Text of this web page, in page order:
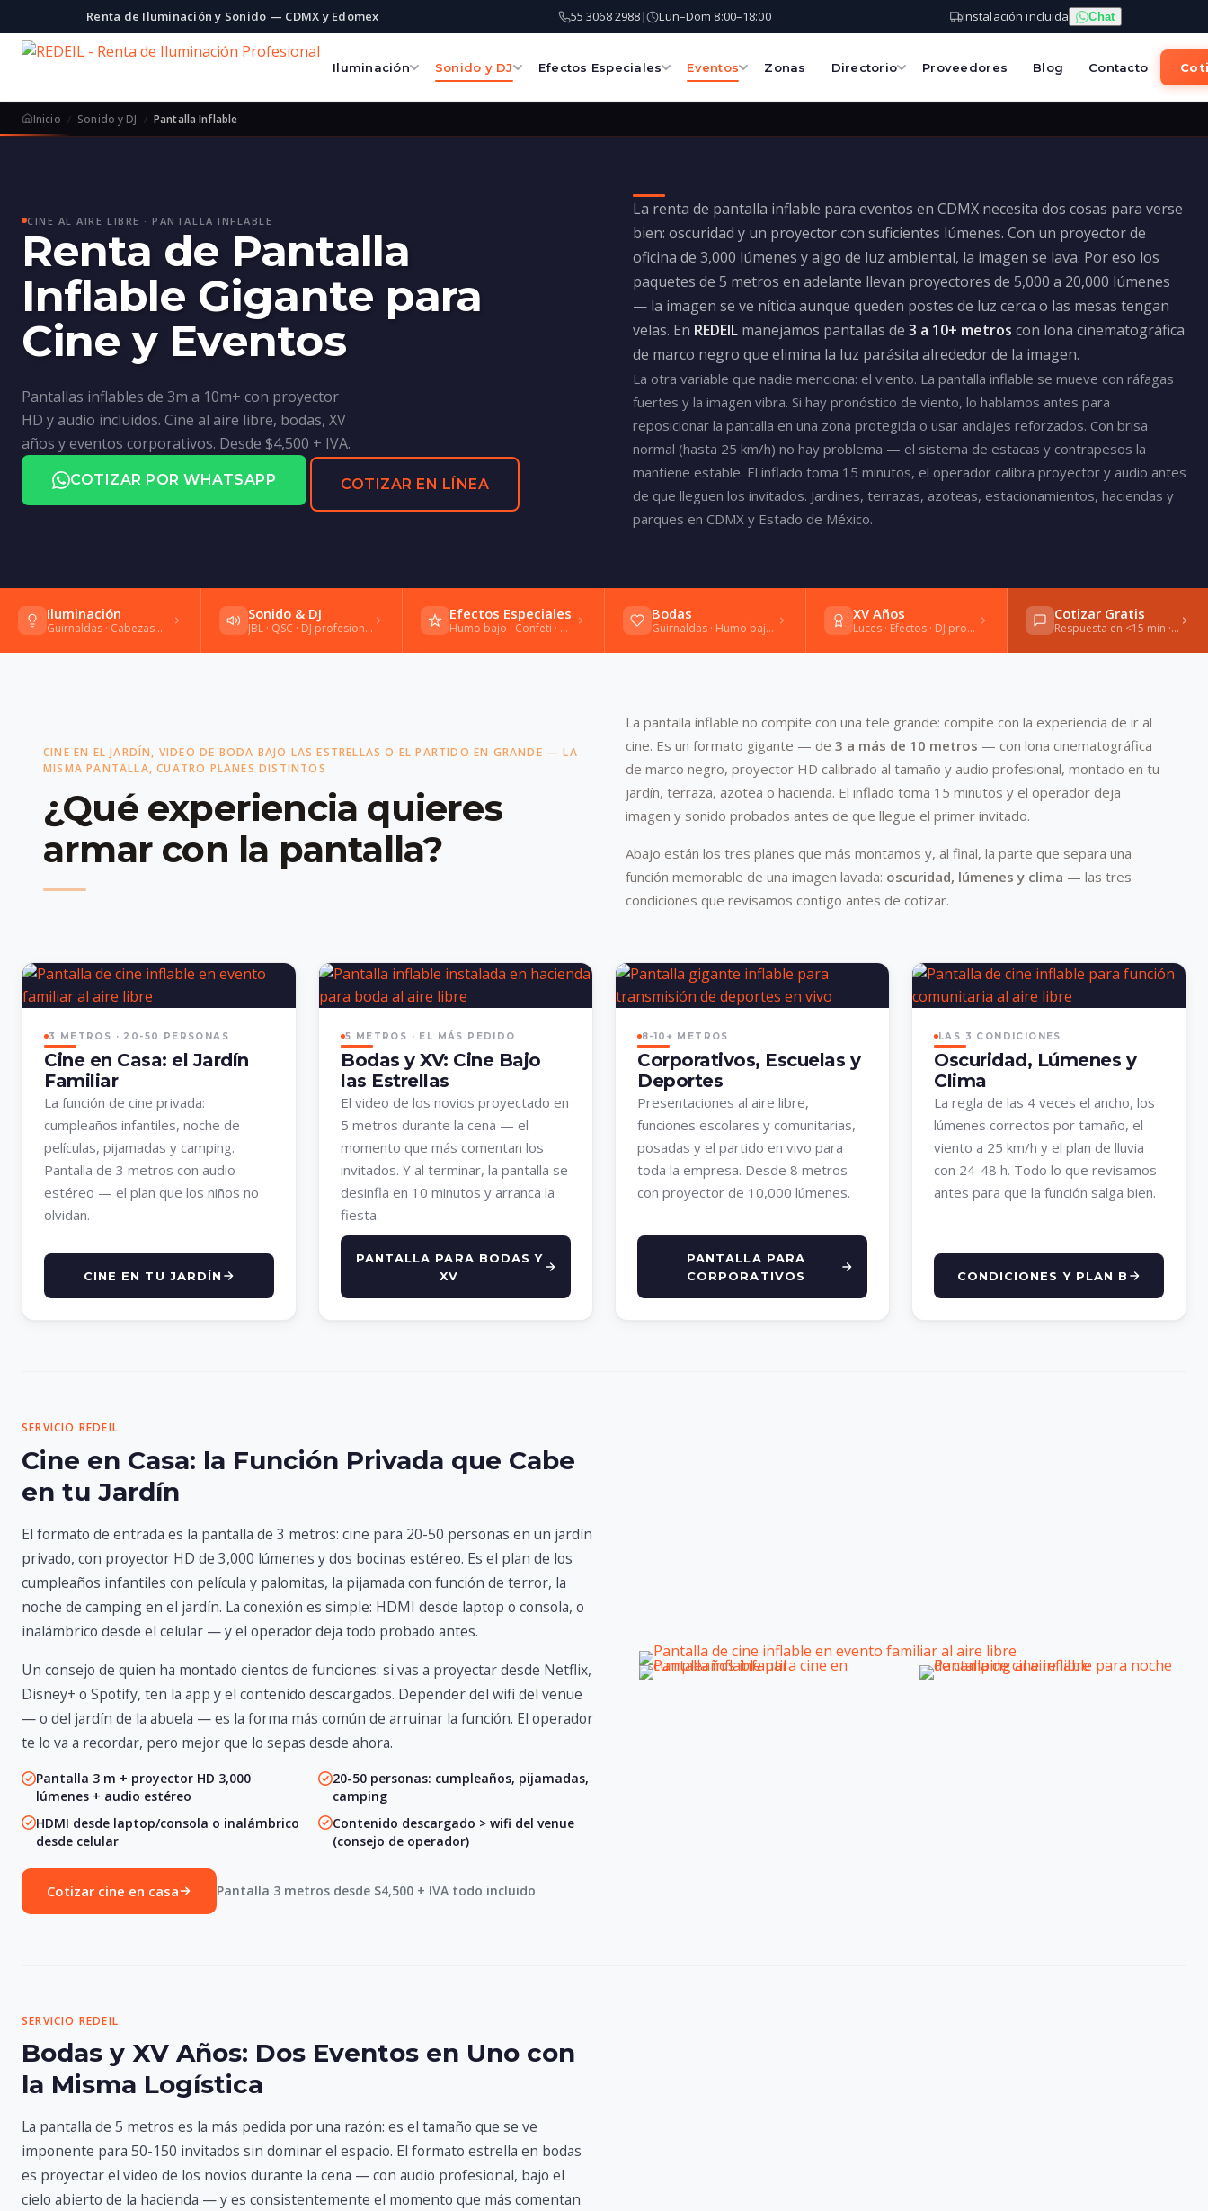
Renta de Iluminación y Sonido — CDMX y Edomex 55 3068 2988| Lun–Dom 8:00–18:00 Instalación incluida Chat
Iluminación Sonido y DJ Efectos Especiales Eventos Zonas Directorio Proveedores Blog Contacto
Inicio Sonido y DJ Pantalla Inflable
CINE AL AIRE LIBRE · PANTALLA INFLABLE
Renta de Pantalla
Inflable Gigante para
Cine y Eventos
Pantallas inflables de 3m a 10m+ con proyector
HD y audio incluidos. Cine al aire libre, bodas, XV
años y eventos corporativos. Desde $4,500 + IVA.
COTIZAR POR WHATSAPP COTIZAR EN LÍNEA
La renta de pantalla inflable para eventos en CDMX necesita dos cosas para verse
bien: oscuridad y un proyector con suficientes lúmenes. Con un proyector de
oficina de 3,000 lúmenes y algo de luz ambiental, la imagen se lava. Por eso los
paquetes de 5 metros en adelante llevan proyectores de 5,000 a 20,000 lúmenes
— la imagen se ve nítida aunque queden postes de luz cerca o las mesas tengan
velas. En REDEIL manejamos pantallas de 3 a 10+ metros con lona cinematográfica
de marco negro que elimina la luz parásita alrededor de la imagen.
La otra variable que nadie menciona: el viento. La pantalla inflable se mueve con ráfagas
fuertes y la imagen vibra. Si hay pronóstico de viento, lo hablamos antes para
reposicionar la pantalla en una zona protegida o usar anclajes reforzados. Con brisa
normal (hasta 25 km/h) no hay problema — el sistema de estacas y contrapesos la
mantiene estable. El inflado toma 15 minutos, el operador calibra proyector y audio antes
de que lleguen los invitados. Jardines, terrazas, azoteas, estacionamientos, haciendas y
parques en CDMX y Estado de México.
Iluminación
Guirnaldas · Cabezas móviles · Gobos
Sonido & DJ
JBL · QSC · DJ profesional · Shure
Efectos Especiales
Humo bajo · Confeti · Bengalas frías
Bodas
Guirnaldas · Humo bajo · Vals
XV Años
Luces · Efectos · DJ profesional
Cotizar Gratis
Respuesta en <15 min · WhatsApp
CINE EN EL JARDÍN, VIDEO DE BODA BAJO LAS ESTRELLAS O EL PARTIDO EN GRANDE — LA
MISMA PANTALLA, CUATRO PLANES DISTINTOS
¿Qué experiencia quieres
armar con la pantalla?
La pantalla inflable no compite con una tele grande: compite con la experiencia de ir al
cine. Es un formato gigante — de 3 a más de 10 metros — con lona cinematográfica
de marco negro, proyector HD calibrado al tamaño y audio profesional, montado en tu
jardín, terraza, azotea o hacienda. El inflado toma 15 minutos y el operador deja
imagen y sonido probados antes de que llegue el primer invitado.
Abajo están los tres planes que más montamos y, al final, la parte que separa una
función memorable de una imagen lavada: oscuridad, lúmenes y clima — las tres
condiciones que revisamos contigo antes de cotizar.
3 METROS · 20-50 PERSONAS
Cine en Casa: el Jardín
Familiar
La función de cine privada:
cumpleaños infantiles, noche de
películas, pijamadas y camping.
Pantalla de 3 metros con audio
estéreo — el plan que los niños no
olvidan.
CINE EN TU JARDÍN
5 METROS · EL MÁS PEDIDO
Bodas y XV: Cine Bajo
las Estrellas
El video de los novios proyectado en
5 metros durante la cena — el
momento que más comentan los
invitados. Y al terminar, la pantalla se
desinfla en 10 minutos y arranca la
fiesta.
PANTALLA PARA BODAS Y
XV
8-10+ METROS
Corporativos, Escuelas y
Deportes
Presentaciones al aire libre,
funciones escolares y comunitarias,
posadas y el partido en vivo para
toda la empresa. Desde 8 metros
con proyector de 10,000 lúmenes.
PANTALLA PARA
CORPORATIVOS
LAS 3 CONDICIONES
Oscuridad, Lúmenes y
Clima
La regla de las 4 veces el ancho, los
lúmenes correctos por tamaño, el
viento a 25 km/h y el plan de lluvia
con 24-48 h. Todo lo que revisamos
antes para que la función salga bien.
CONDICIONES Y PLAN B
SERVICIO REDEIL
Cine en Casa: la Función Privada que Cabe
en tu Jardín
El formato de entrada es la pantalla de 3 metros: cine para 20-50 personas en un jardín
privado, con proyector HD de 3,000 lúmenes y dos bocinas estéreo. Es el plan de los
cumpleaños infantiles con película y palomitas, la pijamada con función de terror, la
noche de camping en el jardín. La conexión es simple: HDMI desde laptop o consola, o
inalámbrico desde el celular — y el operador deja todo probado antes.
Un consejo de quien ha montado cientos de funciones: si vas a proyectar desde Netflix,
Disney+ o Spotify, ten la app y el contenido descargados. Depender del wifi del venue
— o del jardín de la abuela — es la forma más común de arruinar la función. El operador
te lo va a recordar, pero mejor que lo sepas desde ahora.
Pantalla 3 m + proyector HD 3,000
lúmenes + audio estéreo
20-50 personas: cumpleaños, pijamadas,
camping
HDMI desde laptop/consola o inalámbrico
desde celular
Contenido descargado > wifi del venue
(consejo de operador)
Cotizar cine en casa Pantalla 3 metros desde $4,500 + IVA todo incluido
SERVICIO REDEIL
Bodas y XV Años: Dos Eventos en Uno con
la Misma Logística
La pantalla de 5 metros es la más pedida por una razón: es el tamaño que se ve
imponente para 50-150 invitados sin dominar el espacio. El formato estrella en bodas
es proyectar el video de los novios durante la cena — con audio profesional, bajo el
cielo abierto de la hacienda — y es consistentemente el momento que más comentan